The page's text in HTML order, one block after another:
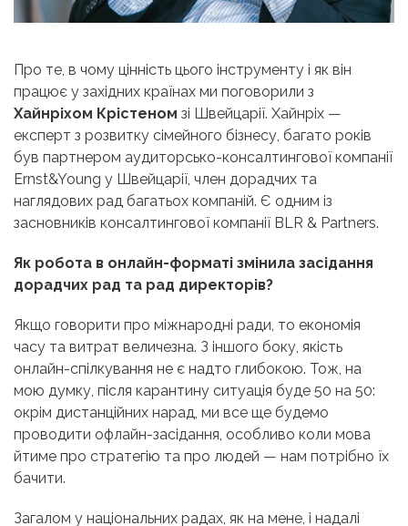
Про те, в чому цінність цього інструменту і як він
працює у західних країнах ми поговорили з
Хайнріхом Крістеном зі Швейцарії. Хайнріх —
експерт з розвитку сімейного бізнесу, багато років
був партнером аудиторсько-консалтингової компанії
Ernst&Young у Швейцарії, член дорадчих та
наглядових рад багатьох компаній. Є одним із
засновників консалтингової компанії BLR & Partners.
Як робота в онлайн-форматі змінила засідання
дорадчих рад та рад директорів?
Якщо говорити про міжнародні ради, то економія
часу та витрат величезна. З іншого боку, якість
онлайн-спілкування не є надто глибокою. Тож, на
мою думку, після карантину ситуація буде 50 на 50:
окрім дистанційних нарад, ми все ще будемо
проводити офлайн-засідання, особливо коли мова
йтиме про стратегію та про людей — нам потрібно їх
бачити.
Загалом у національних радах, як на мене, і надалі